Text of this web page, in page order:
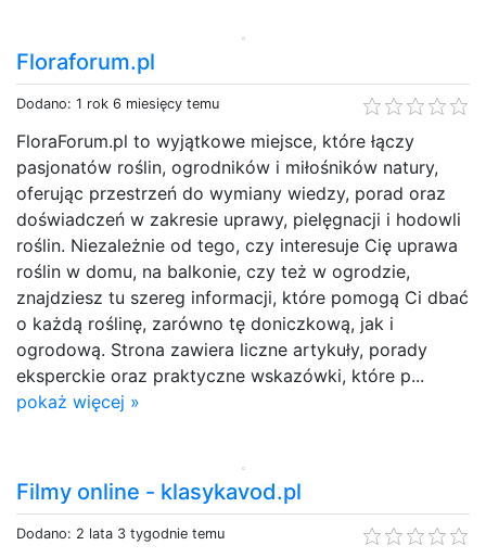
Floraforum.pl
Dodano: 1 rok 6 miesięcy temu
FloraForum.pl to wyjątkowe miejsce, które łączy
pasjonatów roślin, ogrodników i miłośników natury,
oferując przestrzeń do wymiany wiedzy, porad oraz
doświadczeń w zakresie uprawy, pielęgnacji i hodowli
roślin. Niezależnie od tego, czy interesuje Cię uprawa
roślin w domu, na balkonie, czy też w ogrodzie,
znajdziesz tu szereg informacji, które pomogą Ci dbać
o każdą roślinę, zarówno tę doniczkową, jak i
ogrodową. Strona zawiera liczne artykuły, porady
eksperckie oraz praktyczne wskazówki, które p...
pokaż więcej »
Filmy online - klasykavod.pl
Dodano: 2 lata 3 tygodnie temu